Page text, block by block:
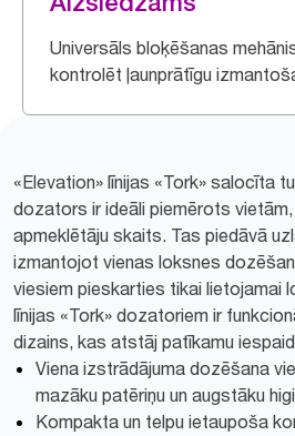
Universāls bloķēšanas
kontrolēt ļaunprātīgu
«Elevation» līnijas «Tork» salocīta
dozators ir ideāli piemērots vietām,
apmeklētāju skaits. Tas piedāvā
izmantojot vienas loksnes
viesiem pieskarties tikai lietojamai
līnijas «Tork» dozatoriem ir
dizains, kas atstāj patīkamu
Viena izstrādājuma dozēšana
mazāku patēriņu un augstāku
Kompakta un telpu ietaupoša